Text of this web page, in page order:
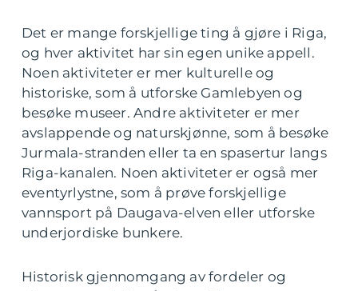
Det er mange forskjellige ting å gjøre i Riga,
og hver aktivitet har sin egen unike appell.
Noen aktiviteter er mer kulturelle og
historiske, som å utforske Gamlebyen og
besøke museer. Andre aktiviteter er mer
avslappende og naturskjønne, som å besøke
Jurmala-stranden eller ta en spasertur langs
Riga-kanalen. Noen aktiviteter er også mer
eventyrlystne, som å prøve forskjellige
vannsport på Daugava-elven eller utforske
underjordiske bunkere.
Historisk gjennomgang av fordeler og